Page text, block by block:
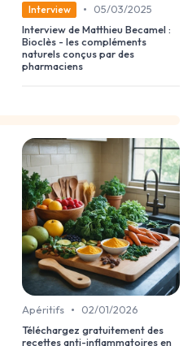
Interview •
05/03/2025
Interview de Matthieu Becamel :
Bioclès - les compléments
naturels conçus par des
pharmaciens
Apéritifs •
02/01/2026
Téléchargez gratuitement des
recettes anti-inflammatoires en